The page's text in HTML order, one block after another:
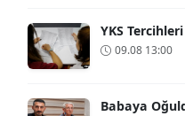
YKS
09.08 13:00
Babaya